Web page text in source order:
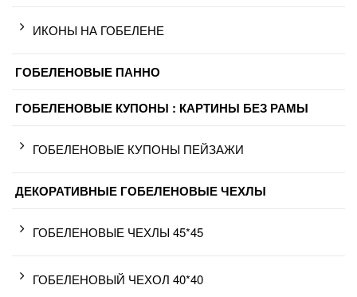
ИКОНЫ НА ГОБЕЛЕНЕ
ГОБЕЛЕНОВЫЕ ПАННО
ГОБЕЛЕНОВЫЕ КУПОНЫ : КАРТИНЫ БЕЗ РАМЫ
ГОБЕЛЕНОВЫЕ КУПОНЫ ПЕЙЗАЖИ
ДЕКОРАТИВНЫЕ ГОБЕЛЕНОВЫЕ ЧЕХЛЫ
ГОБЕЛЕНОВЫЕ ЧЕХЛЫ 45*45
ГОБЕЛЕНОВЫЙ ЧЕХОЛ 40*40